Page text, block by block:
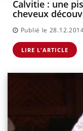
Calvitie : une
cheveux
Publié le
LIRE L'ARTICLE